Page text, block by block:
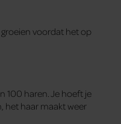
voordat het op
100 haren. Je hoeft je
het haar maakt weer